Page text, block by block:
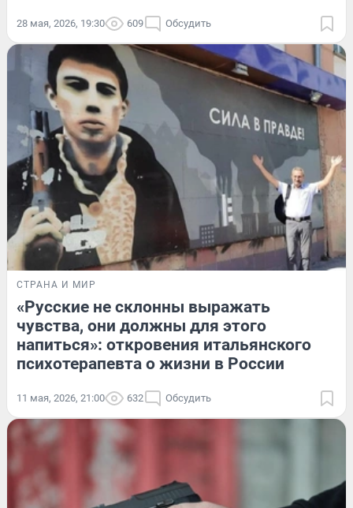
28 мая, 2026, 19:30 609 Обсудить
СТРАНА И МИР
«Русские не склонны выражать
чувства, они должны для этого
напиться»: откровения итальянского
психотерапевта о жизни в России
11 мая, 2026, 21:00 632 Обсудить